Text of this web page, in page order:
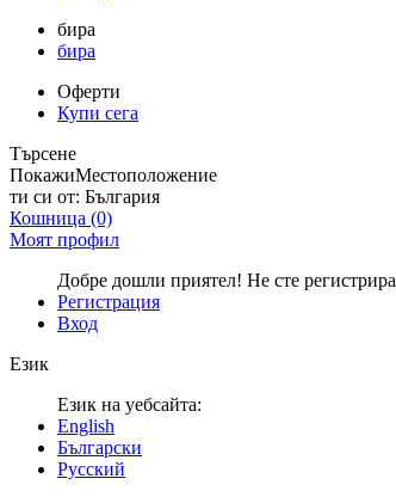
бира
бира
Оферти
Купи сега
Търсене
ПокажиМестоположение
ти си от: България
Кошница (0)
Моят профил
Добре дошли приятел! Не сте
Регистрация
Вход
Език
Език на уебсайта:
English
Български
Русский